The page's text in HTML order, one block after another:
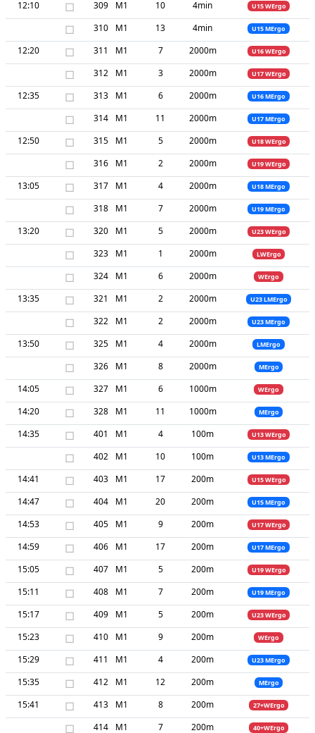
12:10 □ 309 M1 10 4min U15 WErgo
□ 310 M1 13 4min U15 MErgo
12:20 □ 311 M1 7 2000m U16 WErgo
□ 312 M1 3 2000m U17 WErgo
12:35 □ 313 M1 6 2000m U16 MErgo
□ 314 M1 11 2000m U17 MErgo
12:50 □ 315 M1 5 2000m U18 WErgo
□ 316 M1 2 2000m U19 WErgo
13:05 □ 317 M1 4 2000m U18 MErgo
□ 318 M1 7 2000m U19 MErgo
13:20 □ 320 M1 5 2000m U23 WErgo
□ 323 M1 1 2000m LWErgo
□ 324 M1 6 2000m WErgo
13:35 □ 321 M1 2 2000m U23 LMErgo
□ 322 M1 2 2000m U23 MErgo
13:50 □ 325 M1 4 2000m LMErgo
□ 326 M1 8 2000m MErgo
14:05 □ 327 M1 6 1000m WErgo
14:20 □ 328 M1 11 1000m MErgo
14:35 □ 401 M1 4 100m U13 WErgo
□ 402 M1 10 100m U13 MErgo
14:41 □ 403 M1 17 200m U15 WErgo
14:47 □ 404 M1 20 200m U15 MErgo
14:53 □ 405 M1 9 200m U17 WErgo
14:59 □ 406 M1 17 200m U17 MErgo
15:05 □ 407 M1 5 200m U19 WErgo
15:11 □ 408 M1 7 200m U19 MErgo
15:17 □ 409 M1 5 200m U23 WErgo
15:23 □ 410 M1 9 200m WErgo
15:29 □ 411 M1 4 200m U23 MErgo
15:35 □ 412 M1 12 200m MErgo
15:41 □ 413 M1 8 200m 27+WErgo
□ 414 M1 7 200m 40+WErgo